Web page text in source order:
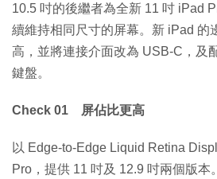
10.5 吋的後繼者為全新 11 吋 iPad
續維持相同尺寸的屏幕。新 iPad 的
高，並將連接介面改為 USB-C，及
鍵盤。
Check 01 屏佔比更高
以 Edge-to-Edge Liquid Retina
Pro，提供 11 吋及 12.9 吋兩個版本